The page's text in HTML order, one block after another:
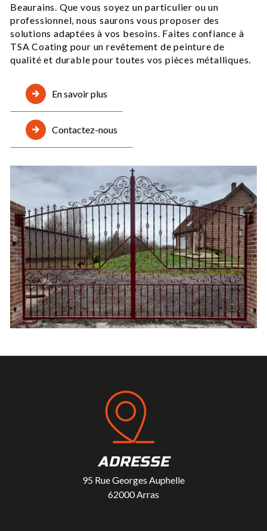
Beaurains. Que vous soyez un particulier ou un
professionnel, nous saurons vous proposer des
solutions adaptées à vos besoins. Faites confiance à
TSA Coating pour un revêtement de peinture de
qualité et durable pour toutes vos pièces métalliques.
En savoir plus
Contactez-nous
ADRESSE
95 Rue Georges Auphelle
62000 Arras